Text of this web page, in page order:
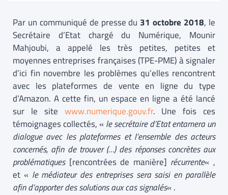
Par un communiqué de presse du 31 octobre 2018, le
Secrétaire d’Etat chargé du Numérique, Mounir
Mahjoubi, a appelé les très petites, petites et
moyennes entreprises françaises (TPE-PME) à signaler
d’ici fin novembre les problèmes qu’elles rencontrent
avec les plateformes de vente en ligne du type
d’Amazon. A cette fin, un espace en ligne a été lancé
sur le site www.numerique.gouv.fr. Une fois ces
témoignages collectés, « lesecrétaire d’Etat entamera un
dialogue avec les plateformes et l’ensemble des acteurs
concernés, afin de trouver (…) des réponses concrètes aux
problématiques [rencontrées de manière] récurrente« ,
et « le médiateur des entreprises sera saisi en parallèle
afin d’apporter des solutions aux cas signalés« .